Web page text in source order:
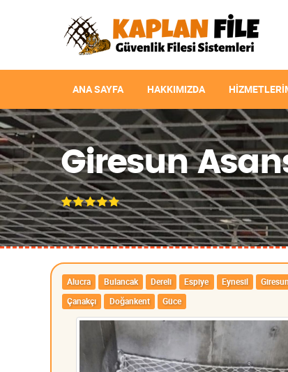
ANA SAYFA HAKKIMIZDA
Giresun
Alucra Bulancak Dereli Espiye Eynesil
Çanakçı
Doğankent Güce